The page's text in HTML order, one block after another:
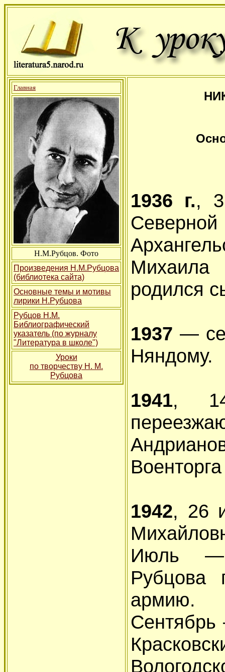
Главная
Н.М.Рубцов. Фото
Произведения Н.М.Рубцова
(библиотека сайта)
Основные темы и мотивы
лирики Н.Рубцова
Рубцов Н.М.
Библиографический
указатель (по журналу
"Литература в школе")
Уроки
по творчеству Н. М.
Рубцова
1936 г.,
родился
1937 —
Няндому.
1941,
1942, 26
Июль —
Рубцова
армию.